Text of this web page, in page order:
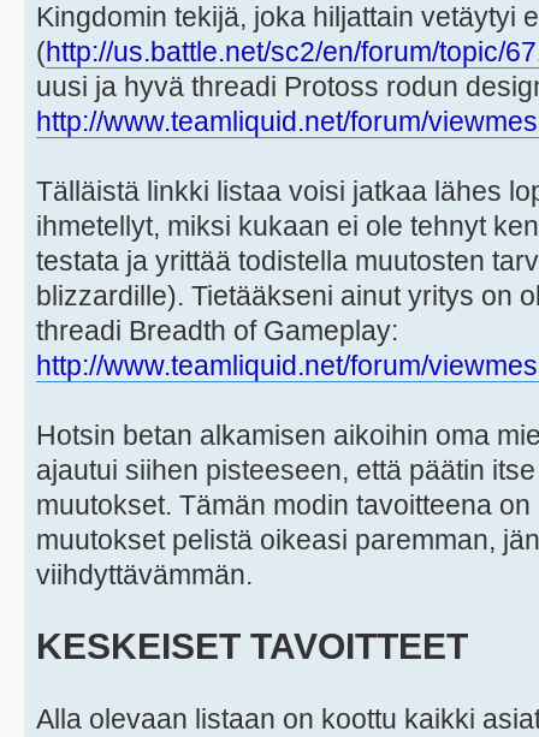
Kingdomin tekijä, joka hiljattain vetäytyi
(http://us.battle.net/sc2/en/forum/topic/
uusi ja hyvä threadi Protoss rodun
http://www.teamliquid.net/forum/
Tälläistä linkki listaa voisi jatkaa lähes
ihmetellyt, miksi kukaan ei ole tehnyt
testata ja yrittää todistella muutosten
blizzardille). Tietääkseni ainut yritys on
threadi Breadth of Gameplay:
http://www.teamliquid.net/forum/
Hotsin betan alkamisen aikoihin oma
ajautui siihen pisteeseen, että päätin
muutokset. Tämän modin tavoitteena
muutokset pelistä oikeasi paremman,
viihdyttävämmän.
KESKEISET TAVOITTEET
Alla olevaan listaan on koottu kaikki